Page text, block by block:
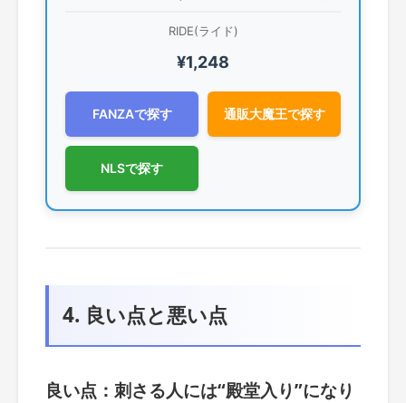
RIDE(ライド)
¥1,248
FANZAで探す 通販大魔王で探す
NLSで探す
4. 良い点と悪い点
良い点：刺さる人には“殿堂入り”になり